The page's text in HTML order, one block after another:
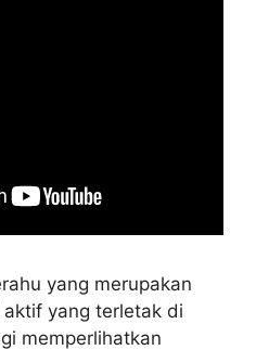
yang merupakan
yang terletak di
memperlihatkan